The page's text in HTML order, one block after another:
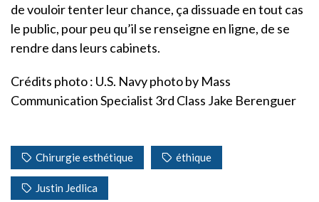
de vouloir tenter leur chance, ça dissuade en tout cas
le public, pour peu qu’il se renseigne en ligne, de se
rendre dans leurs cabinets.
Crédits photo : U.S. Navy photo by Mass
Communication Specialist 3rd Class Jake Berenguer
Chirurgie esthétique éthique
Justin Jedlica